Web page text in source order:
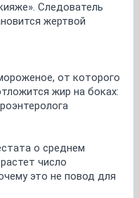
Следователь
жертвой
от которого
жир на боках:
о среднем
число
это не повод для